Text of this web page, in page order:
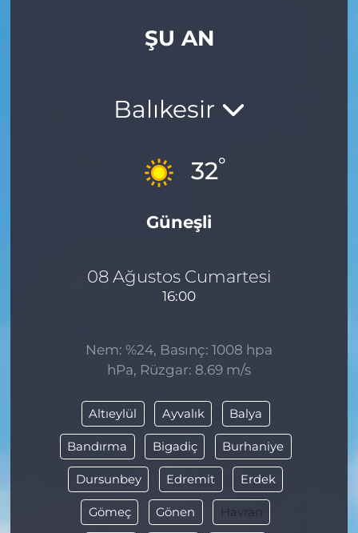
ŞU AN
Balıkesir
32°
Güneşli
08 Ağustos Cumartesi
16:00
Nem: %24, Basınç: 1008 hpa
hPa, Rüzgar: 8.69 m/s
Altıeylül Ayvalık Balya
Bandırma Bigadiç Burhaniye
Dursunbey Edremit Erdek
Gömeç Gönen Havran